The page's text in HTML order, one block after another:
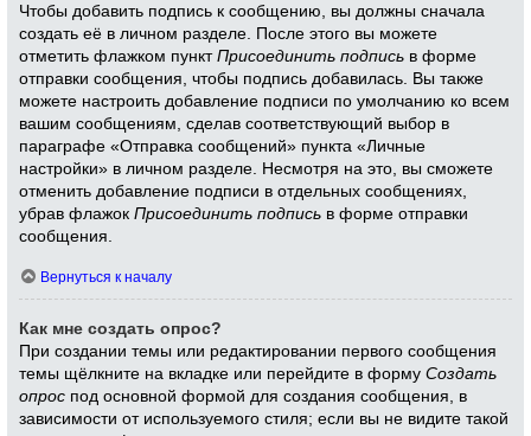
Чтобы добавить подпись к сообщению, вы должны сначала
создать её в личном разделе. После этого вы можете
отметить флажком пунктПрисоединить подпись в форме
отправки сообщения, чтобы подпись добавилась. Вы также
можете настроить добавление подписи по умолчанию ко всем
вашим сообщениям, сделав соответствующий выбор в
параграфе «Отправка сообщений» пункта «Личные
настройки» в личном разделе. Несмотря на это, вы сможете
отменить добавление подписи в отдельных сообщениях,
убрав флажокПрисоединить подпись в форме отправки
сообщения.
Вернуться к началу
Как мне создать опрос?
При создании темы или редактировании первого сообщения
темы щёлкните на вкладке или перейдите в формуСоздать
опрос под основной формой для создания сообщения, в
зависимости от используемого стиля; если вы не видите такой